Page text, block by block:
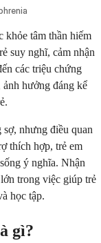
khỏe tâm thần hiếm
suy nghĩ, cảm nhận
các triệu chứng
hưởng đáng kể
nhưng điều quan
thích hợp, trẻ em
ý nghĩa. Nhận
trong việc giúp trẻ
học tập.
gì?